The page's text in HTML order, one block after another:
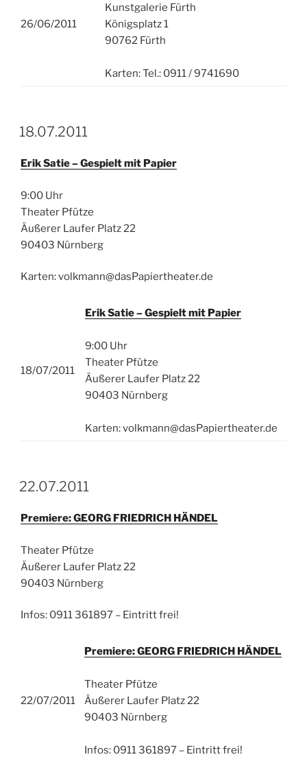
26/06/2011
Kunstgalerie Fürth
Königsplatz 1
90762 Fürth
Karten: Tel.: 0911 / 9741690
18.07.2011
Erik Satie – Gespielt mit Papier
9:00 Uhr
Theater Pfütze
Äußerer Laufer Platz 22
90403 Nürnberg
Karten: volkmann@dasPapiertheater.de
18/07/2011
Erik Satie – Gespielt mit Papier
9:00 Uhr
Theater Pfütze
Äußerer Laufer Platz 22
90403 Nürnberg
Karten: volkmann@dasPapiertheater.de
22.07.2011
Premiere: GEORG FRIEDRICH HÄNDEL
Theater Pfütze
Äußerer Laufer Platz 22
90403 Nürnberg
Infos: 0911 361897 – Eintritt frei!
22/07/2011
Premiere: GEORG FRIEDRICH HÄNDEL
Theater Pfütze
Äußerer Laufer Platz 22
90403 Nürnberg
Infos: 0911 361897 – Eintritt frei!